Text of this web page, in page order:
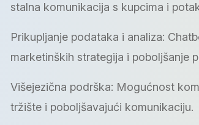
stalna komunikacija s kupcima i
Prikupljanje podataka i analiza:
marketinških strategija i poboljšanje
Višejezična podrška: Mogućnost
tržište i poboljšavajući komunikaciju.